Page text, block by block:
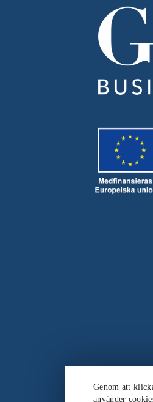
Genom att
använder